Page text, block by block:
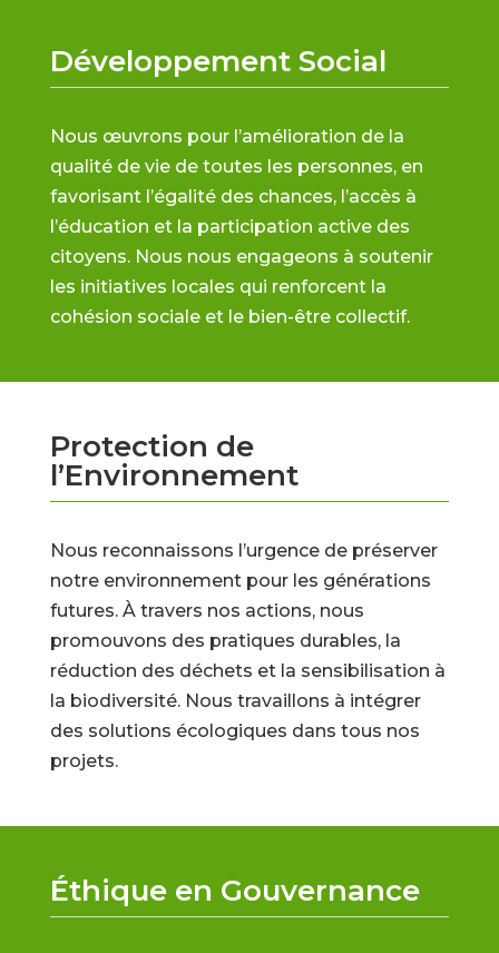
Développement Social
Nous œuvrons pour l’amélioration de la
qualité de vie de toutes les personnes, en
favorisant l’égalité des chances, l’accès à
l’éducation et la participation active des
citoyens. Nous nous engageons à soutenir
les initiatives locales qui renforcent la
cohésion sociale et le bien-être collectif.
Protection de
l’Environnement
Nous reconnaissons l’urgence de préserver
notre environnement pour les générations
futures. À travers nos actions, nous
promouvons des pratiques durables, la
réduction des déchets et la sensibilisation à
la biodiversité. Nous travaillons à intégrer
des solutions écologiques dans tous nos
projets.
Éthique en Gouvernance